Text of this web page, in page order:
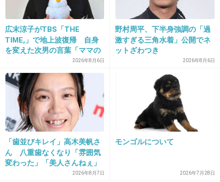
2014/05/28(水) 12:00:08
560キロから394キロまで痩せたけどこれだけ太
ってると身体に負担かかったんだね
広末涼子がTBS「THE
TIME,」で地上波復帰 自身
を変えた次男の言葉「ママの
ファンの人なら、知りたいん
じゃないか」
2026年8月6日
野村周平、下半身強調の「過
激すぎる三角水着」公開でネ
ットざわつき
2026年8月6日
「歯並びキレイ」高木美帆さ
ん 八重歯なくなり「雰囲気
変わった」「美人さんねぇ」
「歯列矯正してるんや」2026年8月7日
モンゴルについて
2026年7月28日